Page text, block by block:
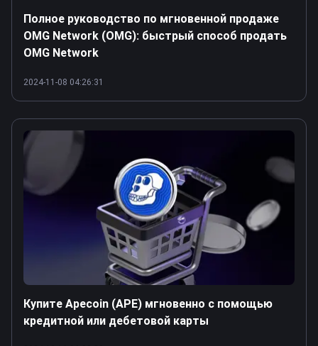
Полное руководство по мгновенной продаже
OMG Network (OMG): быстрый способ продать
OMG Network
2024-11-08 04:26:31
Купите Apecoin (APE) мгновенно с помощью
кредитной или дебетовой карты